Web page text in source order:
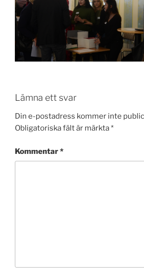
Lämna ett svar
Din e-postadress kommer inte
Obligatoriska fält är märkta*
Kommentar*